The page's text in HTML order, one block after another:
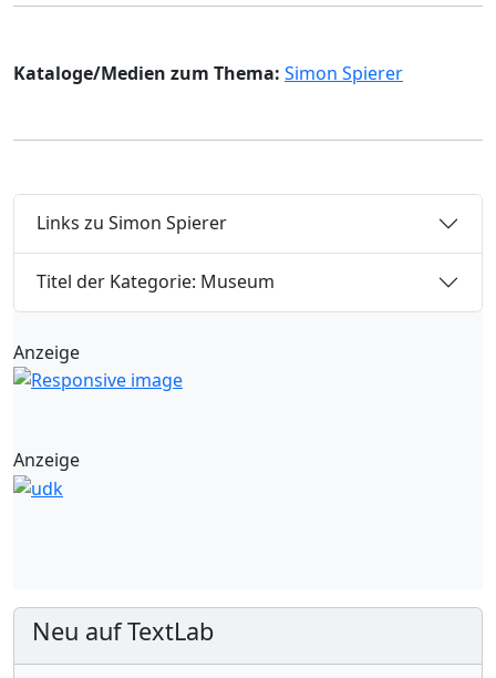
Kataloge/Medien zum Thema: Simon Spierer
Links zu Simon Spierer
Titel der Kategorie: Museum
Anzeige
Anzeige
Neu auf TextLab